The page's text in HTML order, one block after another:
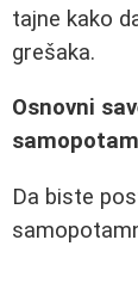
tajne kako
grešaka.
Osnovni
Da biste